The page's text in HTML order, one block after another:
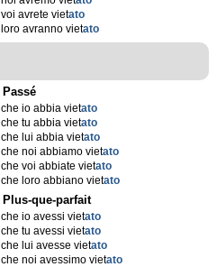
voi avrete vietato
loro avranno vietato
Passé
che io abbia vietato
che tu abbia vietato
che lui abbia vietato
che noi abbiamo vietato
che voi abbiate vietato
che loro abbiano vietato
Plus-que-parfait
che io avessi vietato
che tu avessi vietato
che lui avesse vietato
che noi avessimo vietato